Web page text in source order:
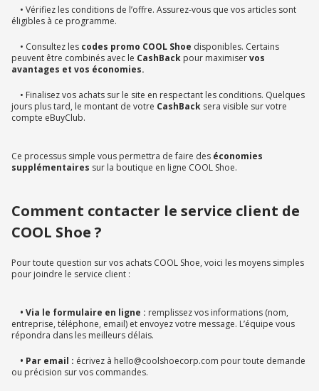
• Vérifiez les conditions de l’offre. Assurez-vous que vos articles sont
éligibles à ce programme.
• Consultez les codes promo COOL Shoe disponibles. Certains
peuvent être combinés avec le CashBack pour maximiservos
avantages et vos économies.
• Finalisez vos achats sur le site en respectant les conditions. Quelques
jours plus tard, le montant de votre CashBack sera visible sur votre
compte eBuyClub.
Ce processus simple vous permettra de faire des économies
supplémentaires sur la boutique en ligne COOL Shoe.
Comment contacter le service client de
COOL Shoe ?
Pour toute question sur vos achats COOL Shoe, voici les moyens simples
pour joindre le service client :
• Via le formulaire en ligne : remplissez vos informations (nom,
entreprise, téléphone, email) et envoyez votre message. L’équipe vous
répondra dans les meilleurs délais.
• Par email : écrivez à hello@coolshoecorp.com pour toute demande
ou précision sur vos commandes.